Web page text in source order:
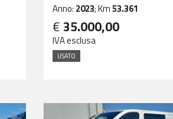
Anno: 2023; Km53.361
€ 35.000,00
IVA esclusa
USATO